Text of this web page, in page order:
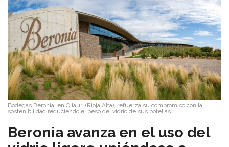
Bodegas Beronia, en Ollauri (Rioja Alta), refuerza su compromiso con la
sostenibilidad reduciendo el peso del vidrio de sus botellas.
​Beronia avanza en el uso del